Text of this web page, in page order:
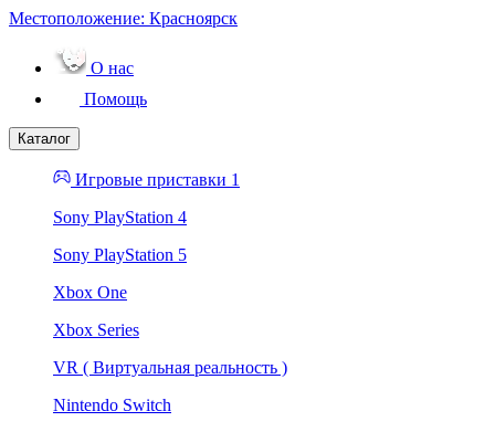
Местоположение: Красноярск
О нас
Помощь
Каталог
Игровые приставки 1
Sony PlayStation 4
Sony PlayStation 5
Xbox One
Xbox Series
VR ( Виртуальная реальность )
Nintendo Switch